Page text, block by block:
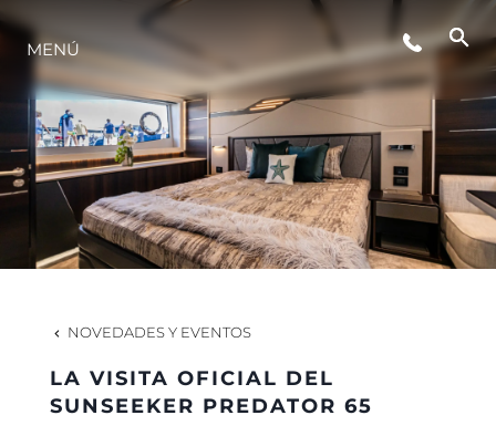
ESTILO DE VIDA
INNOVACIÓN
¿QUIÉNES SOMOS?
EL EQUIPO
HISTORIA
MENÚ
NOVEDADES Y EVENTOS
LA VISITA OFICIAL DEL
SUNSEEKER PREDATOR 65